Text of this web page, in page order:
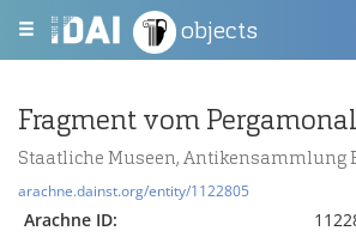
objects
Staatliche Museen, Antikensammlung
arachne.dainst.org/entity/1122805
Arachne ID: